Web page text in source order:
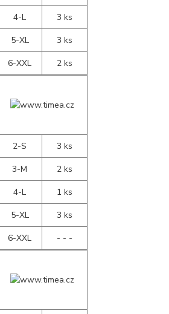
4-L
3 ks
5-XL
3 ks
6-XXL
2 ks
2-S
3 ks
3-M
2 ks
4-L
1 ks
5-XL
3 ks
6-XXL
- - -